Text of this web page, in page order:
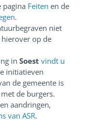
Feiten en de
.
niet
op de
in Soest vindt u
initiatieven
de gemeente is
de burgers.
aandringen,
van ASR.